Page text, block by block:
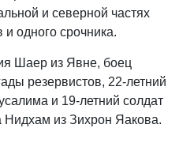
и северной частях
одного срочника.
Шаер из Явне, боец
резервистов, 22-летний
и 19-летний солдат
из Зихрон Яакова.